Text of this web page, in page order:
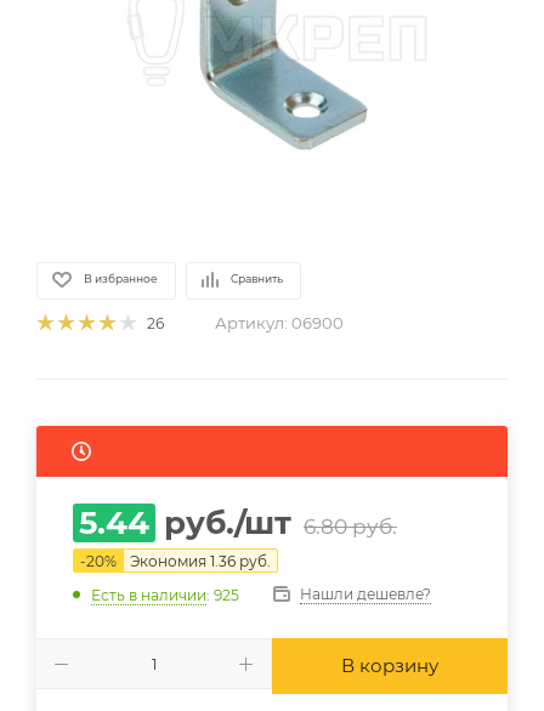
В избранное Сравнить
26 Артикул: 06900
5.44 руб./шт 6.80руб.
-20% Экономия 1.36 руб.
Есть в наличии: 925 Нашли дешевле?
В корзину